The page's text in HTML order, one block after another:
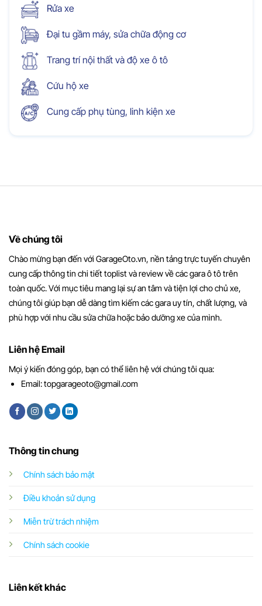
Rửa xe
Đại tu gầm máy, sửa chữa động cơ
Trang trí nội thất và độ xe ô tô
Cứu hộ xe
Cung cấp phụ tùng, linh kiện xe
Về chúng tôi
Chào mừng bạn đến với GarageOto.vn, nền tảng trực tuyến chuyên
cung cấp thông tin chi tiết toplist và review về các gara ô tô trên
toàn quốc. Với mục tiêu mang lại sự an tâm và tiện lợi cho chủ xe,
chúng tôi giúp bạn dễ dàng tìm kiếm các gara uy tín, chất lượng, và
phù hợp với nhu cầu sửa chữa hoặc bảo dưỡng xe của mình.
Thông tin chung
Chính sách bảo mật
Điều khoản sử dụng
Miễn trừ trách nhiệm
Chính sách cookie
Liên kết khác
Liên hệ Email
Mọi ý kiến đóng góp, bạn có thể liên hệ với chúng tôi qua:
Email:topgarageoto@gmail.com